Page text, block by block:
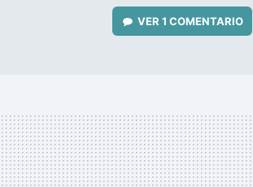
VER 1 COMENTARIO